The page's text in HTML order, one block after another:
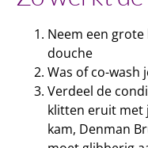
Neem een
douche
Was of co-wash
Verdeel de
klitten eruit met
kam, Denman